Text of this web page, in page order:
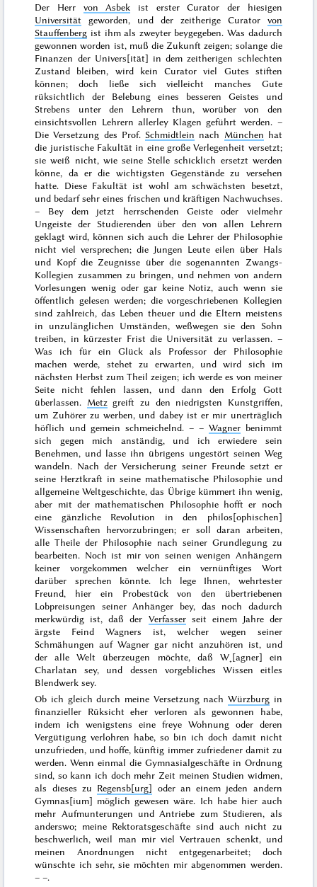
Der Herr von Asbek ist erster Curator der hiesigen
Universität geworden, und der zeitherige Curator von
Stauffenberg ist ihm als zweyter beygegeben. Was dadurch
gewonnen worden ist, muß die Zukunft zeigen; solange die
Finanzen der Univers[ität] in dem zeitherigen schlechten
Zustand bleiben, wird kein Curator viel Gutes stiften
können; doch ließe sich vielleicht manches Gute
rüksichtlich der Belebung eines besseren Geistes und
Strebens unter den Lehrern thun, worüber von den
einsichtsvollen Lehrern allerley Klagen geführt werden. –
Die Versetzung des Prof. Schmidtlein nach München hat
die juristische Fakultät in eine große Verlegenheit versetzt;
sie weiß nicht, wie seine Stelle schicklich ersetzt werden
könne, da er die wichtigsten Gegenstände zu versehen
hatte. Diese Fakultät ist wohl am schwächsten besetzt,
und bedarf sehr eines frischen und kräftigen Nachwuchses.
– Bey dem jetzt herrschenden Geiste oder vielmehr
Ungeiste der Studierenden über den von allen Lehrern
geklagt wird, können sich auch die Lehrer der Philosophie
nicht viel versprechen; die Jungen Leute eilen über Hals
und Kopf die Zeugnisse über die sogenannten Zwangs-
Kollegien zusammen zu bringen, und nehmen von andern
Vorlesungen wenig oder gar keine Notiz, auch wenn sie
öffentlich gelesen werden; die vorgeschriebenen Kollegien
sind zahlreich, das Leben theuer und die Eltern meistens
in unzulänglichen Umständen, weßwegen sie den Sohn
treiben, in kürzester Frist die Universität zu verlassen. –
Was ich für ein Glück als Professor der Philosophie
machen werde, stehet zu erwarten, und wird sich im
nächsten Herbst zum Theil zeigen; ich werde es von meiner
Seite nicht fehlen lassen, und dann den Erfolg Gott
überlassen. Metzgreift zu den niedrigsten Kunstgriffen,
um Zuhörer zu werben, und dabey ist er mir unerträglich
höflich und gemein schmeichelnd. – – Wagnerbenimmt
sich gegen mich anständig, und ich erwiedere sein
Benehmen, und lasse ihn übrigens ungestört seinen Weg
wandeln. Nach der Versicherung seiner Freunde setzt er
seine Herztkraft in seine mathematische Philosophie und
allgemeine Weltgeschichte, das Übrige kümmert ihn wenig,
aber mit der mathematischen Philosophie hofft er noch
eine gänzliche Revolution in den philos[ophischen]
Wissenschaften hervorzubringen; er soll daran arbeiten,
alle Theile der Philosophie nach seiner Grundlegung zu
bearbeiten. Noch ist mir von seinen wenigen Anhängern
keiner vorgekommen welcher ein vernünftiges Wort
darüber sprechen könnte. Ich lege Ihnen, wehrtester
Freund, hier ein Probestück von den übertriebenen
Lobpreisungen seiner Anhänger bey, das noch dadurch
merkwürdig ist, daß der Verfasserseit einem Jahre der
ärgste Feind Wagners ist, welcher wegen seiner
Schmähungen auf Wagner gar nicht anzuhören ist, und
der alle Welt überzeugen möchte, daß W˖[agner] ein
Charlatan sey, und dessen vorgebliches Wissen eitles
Blendwerk sey.
Ob ich gleich durch meine Versetzung nachWürzburg in
finanzieller Rüksicht eher verloren als gewonnen habe,
indem ich wenigstens eine freye Wohnung oder deren
Vergütigung verlohren habe, so bin ich doch damit nicht
unzufrieden, und hoffe, künftig immer zufriedener damit zu
werden. Wenn einmal die Gymnasialgeschäfte in Ordnung
sind, so kann ich doch mehr Zeit meinen Studien widmen,
als dieses zu Regensb[urg] oder an einem jeden andern
Gymnas[ium] möglich gewesen wäre. Ich habe hier auch
mehr Aufmunterungen und Antriebe zum Studieren, als
anderswo; meine Rektoratsgeschäfte sind auch nicht zu
beschwerlich, weil man mir viel Vertrauen schenkt, und
meinen Anordnungen nicht entgegenarbeitet; doch
wünschte ich sehr, sie möchten mir abgenommen werden.
– –.